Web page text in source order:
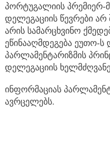
პორტუგალიის
დელეგაციის წევრები არ
არის სამარცხვინო
ეწინააღმდეგება ეუთო-
პარლამენტარიზმის
დელეგაციის
ინფორმაციას
ავრცელებს.